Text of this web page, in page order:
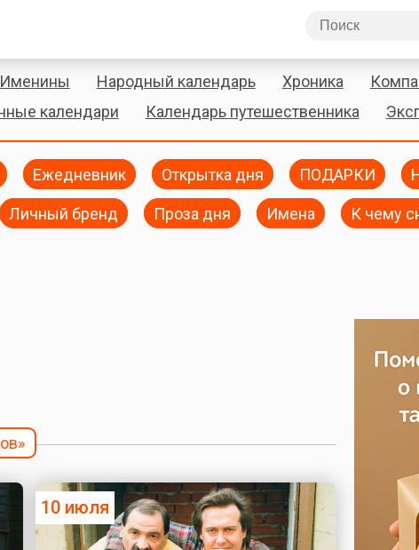
Именины Народный календарь Хроника
календари Календарь путешественника
Ежедневник Открытка дня ПОДАРКИ
Личный бренд Проза дня Имена К чему
10 июля